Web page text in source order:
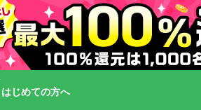
はじめての方へ